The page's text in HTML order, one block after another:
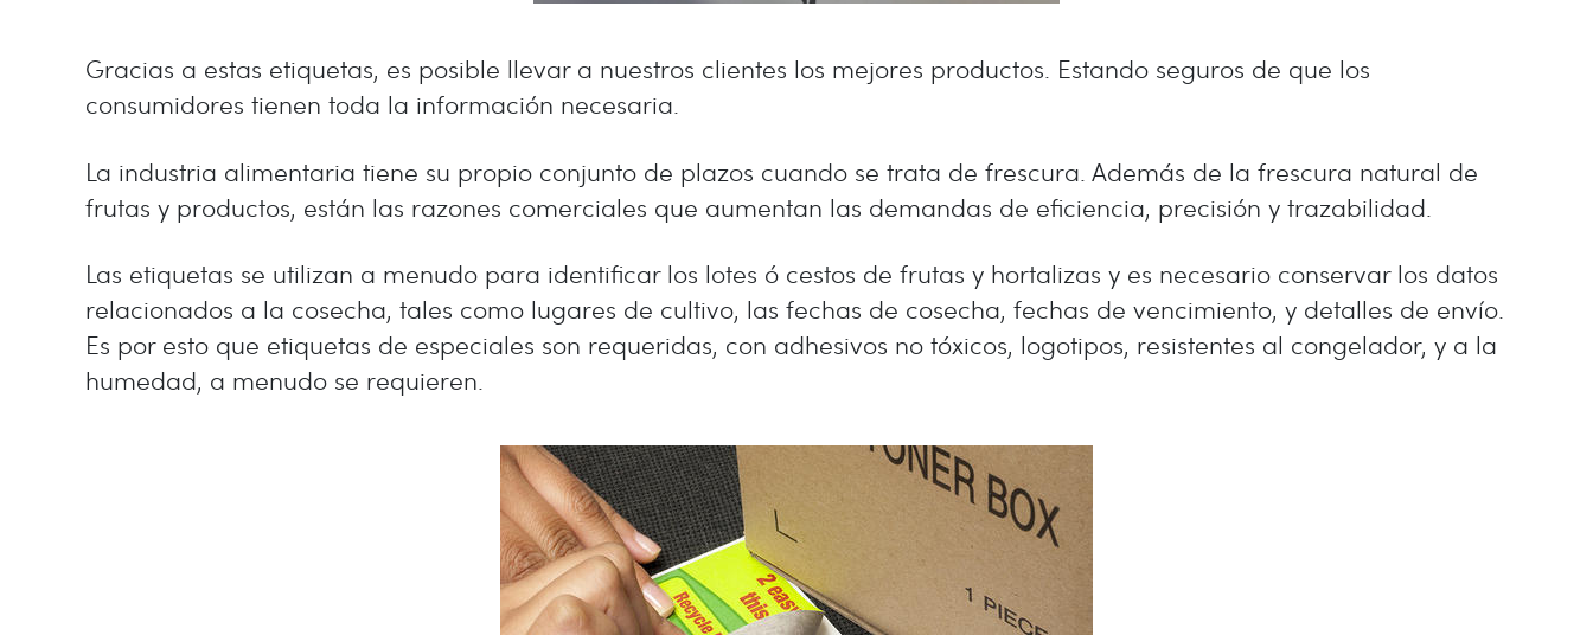
Gracias a estas etiquetas, es posible llevar a nuestros clientes los mejores productos. Estando seguros de que los
consumidores tienen toda la información necesaria.
La industria alimentaria tiene su propio conjunto de plazos cuando se trata de frescura. Además de la frescura natural de
frutas y productos, están las razones comerciales que aumentan las demandas de eficiencia, precisión y trazabilidad.
Las etiquetas se utilizan a menudo para identificar los lotes ó cestos de frutas y hortalizas y es necesario conservar los datos
relacionados a la cosecha, tales como lugares de cultivo, las fechas de cosecha, fechas de vencimiento, y detalles de envío.
Es por esto que etiquetas de especiales son requeridas, con adhesivos no tóxicos, logotipos, resistentes al congelador, y a la
humedad, a menudo se requieren.